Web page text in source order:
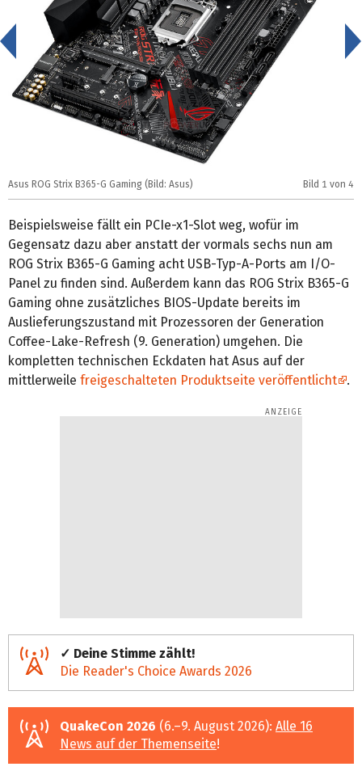
Asus ROG Strix B365-G Gaming (Bild: Asus) Bild 1 von 4
<
Beispielsweise fällt ein PCIe-x1-Slot weg, wofür im
Gegensatz dazu aber anstatt der vormals sechs nun am
ROG Strix B365-G Gaming acht USB-Typ-A-Ports am I/O-
Panel zu finden sind. Außerdem kann das ROG Strix B365-G
Gaming ohne zusätzliches BIOS-Update bereits im
Auslieferungszustand mit Prozessoren der Generation
Coffee-Lake-Refresh (9. Generation) umgehen. Die
kompletten technischen Eckdaten hat Asus auf der
mittlerweile freigeschalteten Produktseite veröffentlicht .
✓ Deine Stimme zählt!
Die Reader's Choice Awards 2026
QuakeCon 2026 (6.–9. August 2026): Alle 16
News auf der Themenseite!